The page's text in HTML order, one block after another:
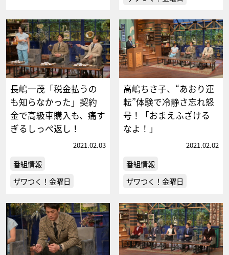
長嶋一茂「税金払うの
も知らなかった」契約
金で高級車購入も、痛す
ぎるしっぺ返し！
2021.02.03
番組情報
ザワつく！金曜日
高嶋ちさ子、“あおり運
転”体験で冷静さ忘れ怒
号！「おまえふざける
なよ！」
2021.02.02
番組情報
ザワつく！金曜日